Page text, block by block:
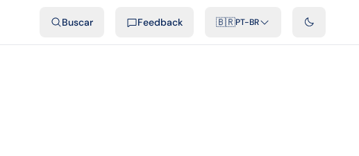
Buscar Feedback 🇧🇷PT-BR